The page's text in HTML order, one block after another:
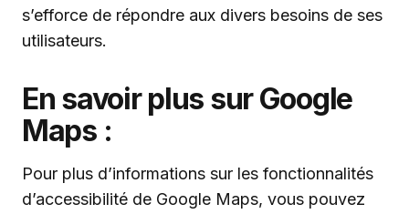
s’efforce de répondre aux divers besoins de ses
utilisateurs.
En savoir plus sur Google
Maps :
Pour plus d’informations sur les fonctionnalités
d’accessibilité de Google Maps, vous pouvez